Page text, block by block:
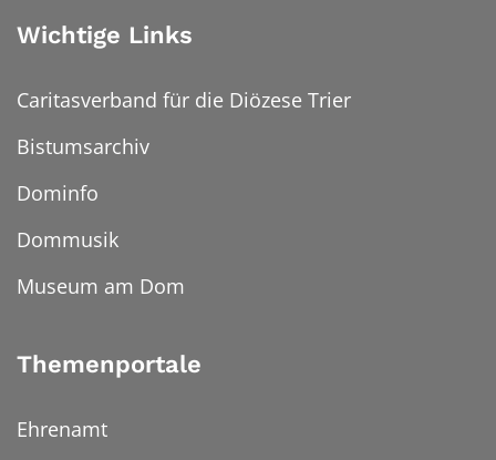
Wichtige Links
Caritasverband für die Diözese Trier
Bistumsarchiv
Dominfo
Dommusik
Museum am Dom
Themenportale
Ehrenamt